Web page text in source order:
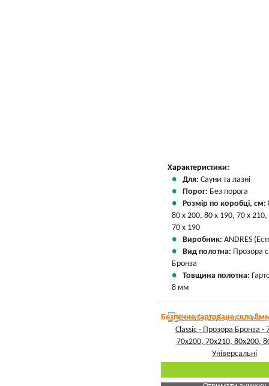
Характеристики:
Для: Сауни та лазні
Порог: Без порога
Розмір по коробці, см:
80 х 200, 80 х 190, 70 х
70 х 190
Виробник: ANDRES
Вид полотна: Прозора
Бронза
Товщина полотна:
8 мм
Безпечне гартоване скло